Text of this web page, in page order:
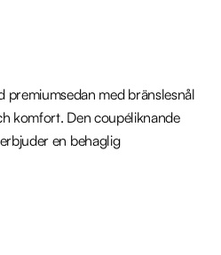
med bränslesnål
komfort. Den coupéliknande
en behaglig